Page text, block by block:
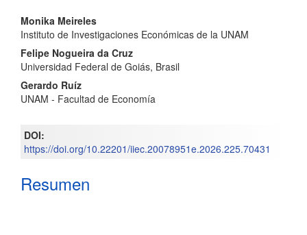
Contenido
principal
del
artículo
Monika Meireles
Instituto de Investigaciones Económicas de la UNAM
Felipe Nogueira da Cruz
Universidad Federal de Goiás, Brasil
Gerardo Ruíz
UNAM - Facultad de Economía
DOI:
https://doi.org/10.22201/iiec.20078951e.2026.225.70431
Resumen